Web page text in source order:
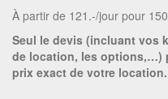
À partir de 121.-/jour pour
Seul le devis (incluant vos
de location, les options,…)
prix exact de votre location.